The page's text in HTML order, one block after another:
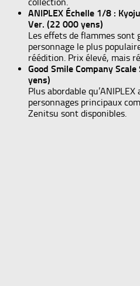
ANIPLEX Échelle 1/8 :
Ver. (22 000 yens)
Les effets de flammes sont
personnage le plus
réédition. Prix élevé, mais
Good Smile Company
yens)
Plus abordable
personnages principaux
Zenitsu sont disponibles.